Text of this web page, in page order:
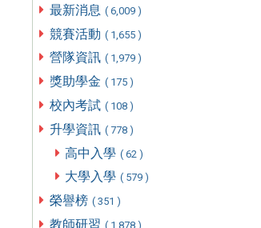
最新消息 ( 6,009 )
競賽活動 ( 1,655 )
營隊資訊 ( 1,979 )
獎助學金 ( 175 )
校內考試 ( 108 )
升學資訊 ( 778 )
高中入學 ( 62 )
大學入學 ( 579 )
榮譽榜 ( 351 )
教師研習 ( 1,878 )